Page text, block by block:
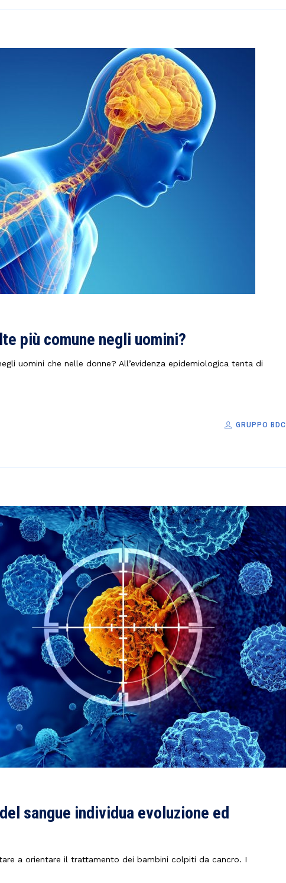
più comune negli uomini?
uomini che nelle donne? All’evidenza epidemiologica tenta di
GRUPPO BDC
sangue individua evoluzione ed
a orientare il trattamento dei bambini colpiti da cancro. I